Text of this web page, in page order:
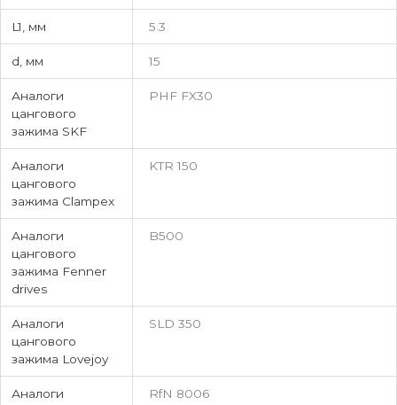
L1, мм 5.3
d, мм 15
Аналоги
цангового
зажима SKF
PHF FX30
Аналоги
цангового
зажима Clampex
KTR 150
Аналоги
цангового
зажима Fenner
drives
B500
Аналоги
цангового
зажима Lovejoy
SLD 350
Аналоги
RfN 8006